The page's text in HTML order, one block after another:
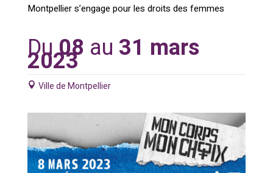
Montpellier s’engage pour les droits des femmes
Du08 au 31 mars
2023
Ville de Montpellier